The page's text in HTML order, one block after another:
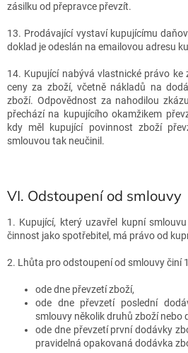
zásilku od přepravce převzít.
13. Prodávající vystaví kupujícímu
doklad je odeslán na emailovou adresu
14. Kupující nabývá vlastnické právo ke
ceny za zboží, včetně nákladů na
zboží. Odpovědnost za nahodilou
přechází na kupujícího okamžikem
kdy měl kupující povinnost zboží
smlouvou tak neučinil.
VI. Odstoupení od smlouvy
1. Kupující, který uzavřel kupní
činnost jako spotřebitel, má právo od
2. Lhůta pro odstoupení od smlouvy činí
ode dne převzetí zboží,
ode dne převzetí poslední
smlouvy několik druhů zboží nebo
ode dne převzetí první dodávky
pravidelná opakovaná dodávka